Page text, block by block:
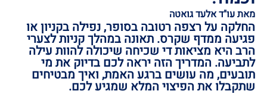
מאת עו"ד אלעד גואטה
החלקה על רצפה רטובה בסופר, נפילה בקניון או
פגיעה ממדף שקרס. תאונה במהלך קניות לצערי
הרב היא מציאות די שכיחה שיכולה להוות עילה
לתביעה. המדריך הזה יראה לכם בדיוק את מי
תובעים, מה עושים ברגע האמת, ואיך מבטיחים
שתקבלו את הפיצוי המלא שמגיע לכם.